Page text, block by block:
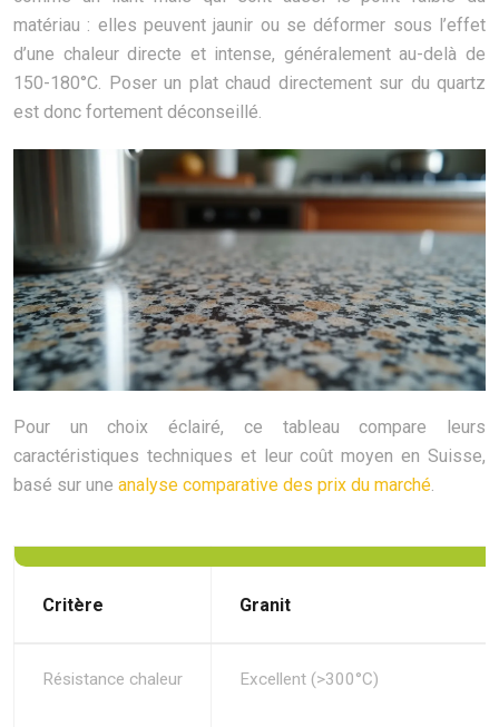
matériau : elles peuvent jaunir ou se déformer sous l’effet
d’une chaleur directe et intense, généralement au-delà de
150-180°C. Poser un plat chaud directement sur du quartz
est donc fortement déconseillé.
Pour un choix éclairé, ce tableau compare leurs
caractéristiques techniques et leur coût moyen en Suisse,
basé sur une analyse comparative des prix du marché
Critère Granit
Résistance chaleur Excellent (>300°C)